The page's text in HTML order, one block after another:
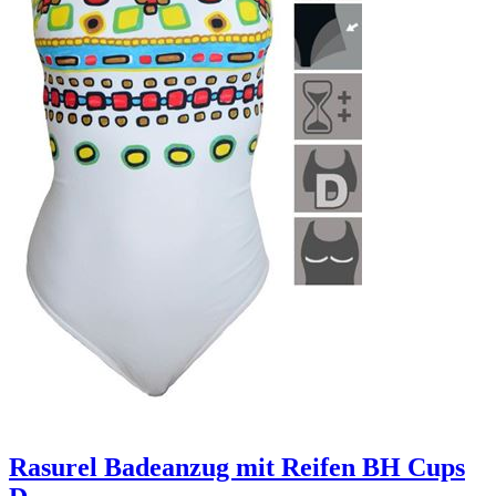
Rasurel Badeanzug mit Reifen BH Cups